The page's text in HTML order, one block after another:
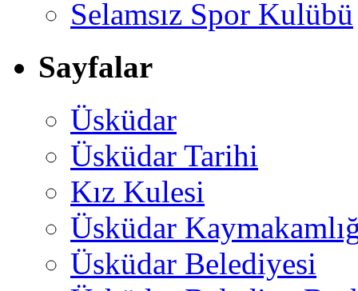
Selamsız Spor Kulübü
Sayfalar
Üsküdar
Üsküdar Tarihi
Kız Kulesi
Üsküdar
Üsküdar Belediyesi